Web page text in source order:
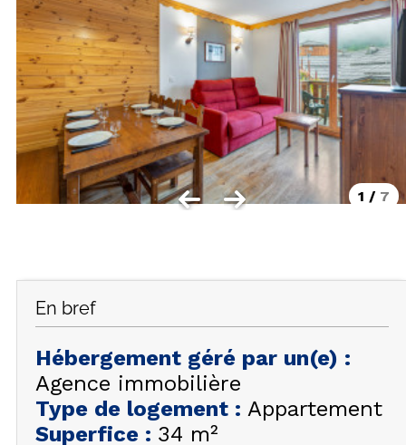
Les Orres et ses hameaux
VISUALISER LE PLAN DES ORRES
BONS PLANS ACTIVITÉS
Carte Multi activités
Forfaits remontées mécaniques VTT
CONTACT / DEVIS
HIVER
+33 (0)4 92 44 19 17
1 / 7
En bref
Hébergement géré par un(e) :
Agence immobilière
Type de logement : Appartement
Superfice : 34 m²